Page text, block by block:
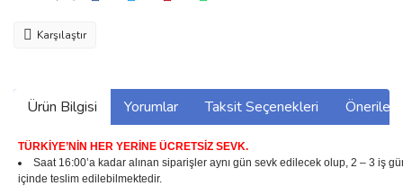
Karşılaştır
Ürün Bilgisi Yorumlar Taksit Seçenekleri
TÜRKİYE’NİN HER YERİNE ÜCRETSİZ SEVK.
Saat 16:00’a kadar alınan siparişler aynı gün sevk edilecek olup, 2 – 3 iş
içinde teslim edilebilmektedir.